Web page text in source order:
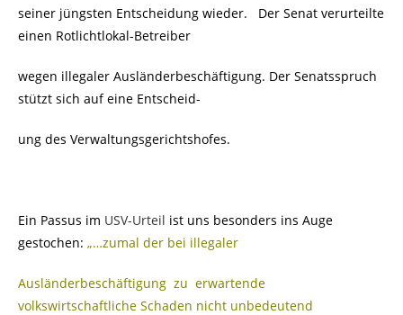
seiner jüngsten Entscheidung wieder. Der Senat verurteilte
einen Rotlichtlokal-Betreiber
wegen illegaler Ausländerbeschäftigung. Der Senatsspruch
stützt sich auf eine Entscheid-
ung des Verwaltungsgerichtshofes.
Ein Passus im USV-Urteil ist uns besonders ins Auge
gestochen: „…zumal der bei illegaler
Ausländerbeschäftigung zu erwartende
volkswirtschaftliche Schaden nicht unbedeutend